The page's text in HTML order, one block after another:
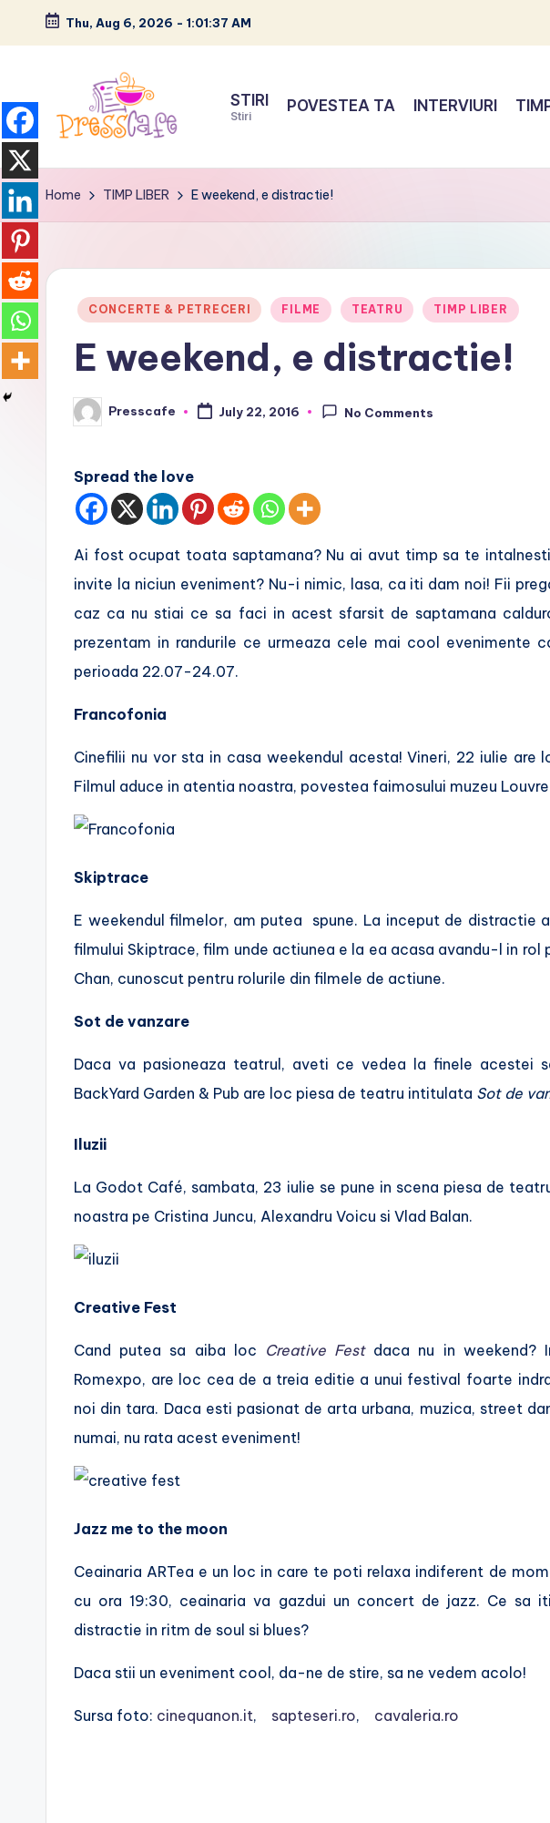
Skip
content
Thu, Aug 6, 2026 - 1:01:38 AM
P
r
s
experientelor
urbane
STIRI
Stiri
POVESTEA TA INTERVIURI
Home TIMP LIBER E weekend, e distractie!
Posted
CONCERTE & PETRECERI FILME TEATRU TIMP LIBER
E weekend, e distractie!
Posted
by
Presscafe July 22, 2016 No Comments
Spread the love
Ai fost ocupat toata saptamana? Nu ai avut timp sa te
invite la niciun eveniment? Nu-i nimic, lasa, ca iti dam noi! Fii
caz ca nu stiai ce sa faci in acest sfarsit de saptamana
prezentam in randurile ce urmeaza cele mai cool evenimente
perioada 22.07-24.07.
Francofonia
Cinefilii nu vor sta in casa weekendul acesta! Vineri, 22 iulie are
Filmul aduce in atentia noastra, povestea faimosului muzeu
Skiptrace
E weekendul filmelor, am putea spune. La inceput de distractie
filmului Skiptrace, film unde actiunea e la ea acasa avandu-l in
Chan, cunoscut pentru rolurile din filmele de actiune.
Sot de vanzare
Daca va pasioneaza teatrul, aveti ce vedea la finele acestei
BackYard Garden & Pub are loc piesa de teatru intitulata Sot de
Iluzii
La Godot Café, sambata, 23 iulie se pune in scena piesa de
noastra pe Cristina Juncu, Alexandru Voicu si Vlad Balan.
Creative Fest
Cand putea sa aiba loc Creative Festdaca nu in weekend?
Romexpo, are loc cea de a treia editie a unui festival foarte
noi din tara. Daca esti pasionat de arta urbana, muzica, street
numai, nu rata acest eveniment!
Jazz me to the moon
Ceainaria ARTea e un loc in care te poti relaxa indiferent de
cu ora 19:30, ceainaria va gazdui un concert de jazz. Ce sa
distractie in ritm de soul si blues?
Daca stii un eveniment cool, da-ne de stire, sa ne vedem acolo!
Sursa foto: cinequanon.it, sapteseri.ro, cavaleria.ro